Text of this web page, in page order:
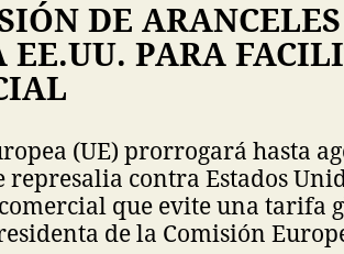
DE
EE.UU. PARA
(UE) prorrogará hasta
represalia contra Estados
que evite una tarifa
de la Comisión